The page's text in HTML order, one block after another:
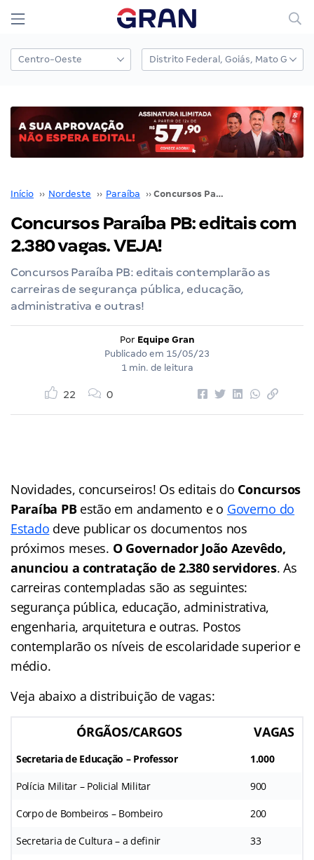
Início ›› Nordeste ›› Paraíba ›› Concursos Paraíba PB: editais com 2.380 vagas. VEJA!
Concursos Paraíba PB: editais com
2.380 vagas. VEJA!
Concursos Paraíba PB: editais contemplarão as
carreiras de segurança pública, educação,
administrativa e outras!
Por Equipe Gran
Publicado em 15/05/23
1 min. de leitura
22 0
Novidades, concurseiros! Os editais do Concursos
Paraíba PB estão em andamento e o Governo do
Estado deve publicar os documentos nos
próximos meses. O Governador João Azevêdo,
anunciou a contratação de 2.380 servidores. As
carreiras contempladas são as seguintes:
segurança pública, educação, administrativa,
engenharia, arquitetura e outras. Postos
contemplarão os níveis de escolaridade superior e
médio.
Veja abaixo a distribuição de vagas:
ÓRGÃOS/CARGOS VAGAS
Secretaria de Educação – Professor 1.000
Polícia Militar – Policial Militar 900
Corpo de Bombeiros – Bombeiro 200
Secretaria de Cultura – a definir 33